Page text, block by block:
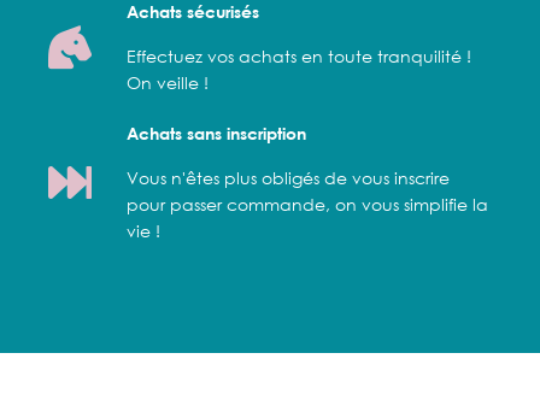
Achats sécurisés
Effectuez vos achats en toute tranquilité !
On veille !
Achats sans inscription
Vous n'êtes plus obligés de vous inscrire
pour passer commande, on vous simplifie la
vie !